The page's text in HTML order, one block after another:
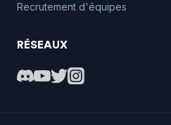
Recrutement d'équipes
RÉSEAUX